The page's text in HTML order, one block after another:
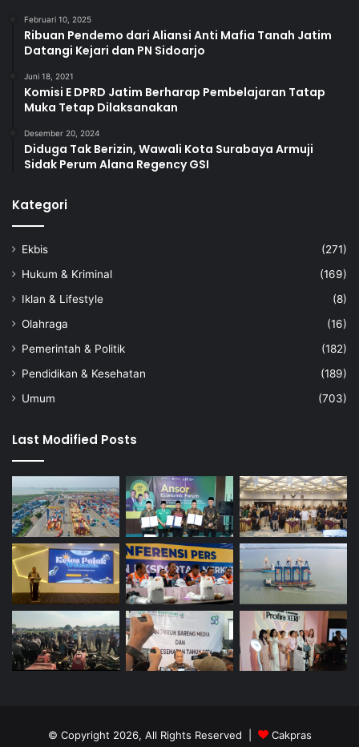
Februari 10, 2025
Ribuan Pendemo dari Aliansi Anti Mafia Tanah Jatim
Datangi Kejari dan PN Sidoarjo
Juni 18, 2021
Komisi E DPRD Jatim Berharap Pembelajaran Tatap
Muka Tetap Dilaksanakan
Desember 20, 2024
Diduga Tak Berizin, Wawali Kota Surabaya Armuji
Sidak Perum Alana Regency GSI
Kategori
Ekbis
(271)
Hukum & Kriminal
(169)
Iklan & Lifestyle
(8)
Olahraga
(16)
Pemerintah & Politik
(182)
Pendidikan & Kesehatan
(189)
Umum
(703)
Last Modified Posts
© Copyright 2026, All Rights Reserved | Cakpras